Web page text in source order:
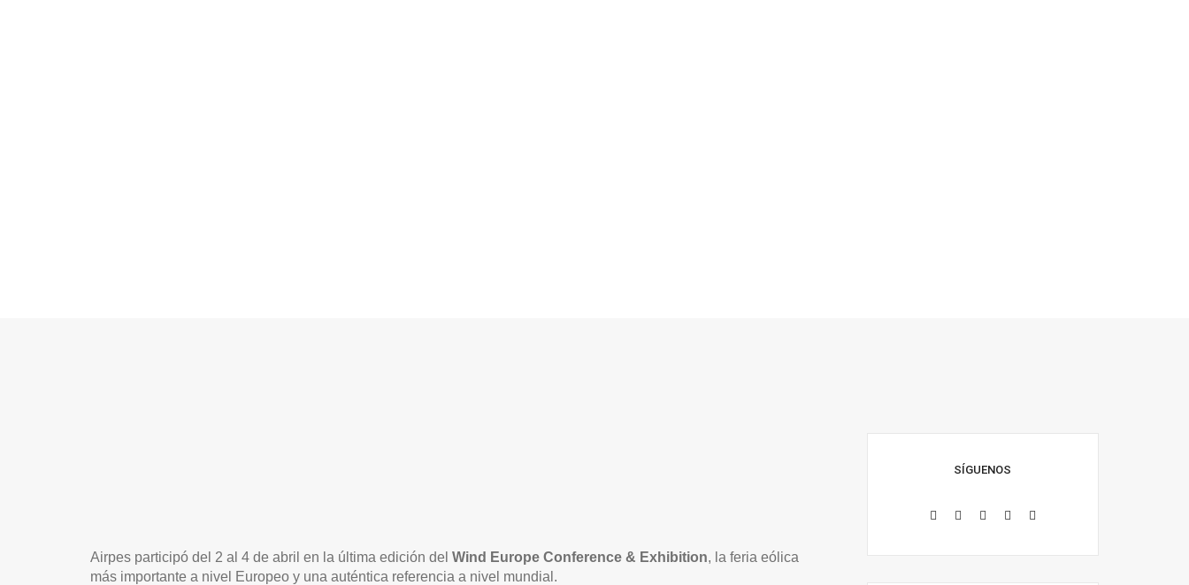
Airpes participó del 2 al 4 de abril en la última edición del Wind Europe Conference & Exhibition, la feria eólica
más importante a nivel Europeo y una auténtica referencia a nivel mundial.
SÍGUENOS